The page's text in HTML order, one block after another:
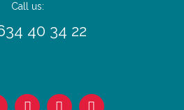
Call us:
40 34 22